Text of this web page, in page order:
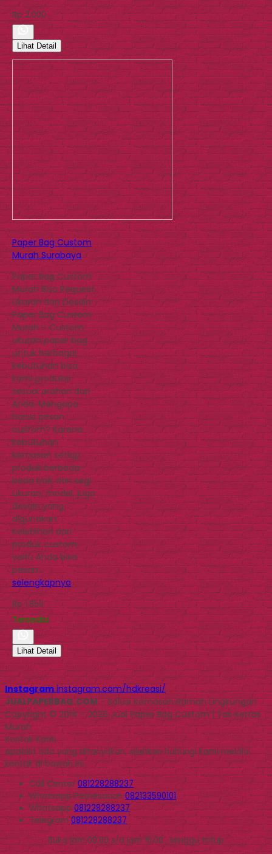
Rp 2.000
Lihat Detail
Paper Bag Custom
Murah Surabaya
Paper Bag Custom
Murah Bisa Request
Ukuran dan Desain
Paper Bag Custom
Murah – Custom
ukuran paper bag
untuk berbagai
kebutuhan bisa
kami produksi
sesuai arahan dari
Anda. Mengapa
harus pesan
custom? Karena
kebutuhan
kemasan setiap
produk berbeda-
beda baik dari segi
ukuran, model, juga
desain yang
digunakan.
Kelebihan dari
produk custom,
yaitu Anda bisa
pesan…
selengkapnya
Rp 1.850
Tersedia
Lihat Detail
Instagram instagram.com/hdkreasi/
JUALPAPERBAG.COM- Solusi Kemasan Ramah Lingkungan
Copyright © 2014 - 2026 Jual Paper Bag Custom | Tas Kertas
Murah
Kontak Kami
Apabila ada yang ditanyakan, silahkan hubungi kami melalui
kontak di bawah ini.
Call Center081228288237
WhatsappPemesanan 082133590101
Whatsapp081228288237
Telegram081228288237
Buka jam 09.00 s/d jam 16.00 , Minggu tutup